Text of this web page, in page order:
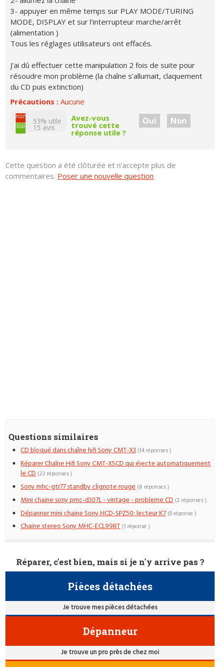
3- appuyer en même temps sur PLAY MODE/TURING
MODE, DISPLAY et sur l'interrupteur marche/arrêt
(alimentation )
Tous les réglages utilisateurs ont effacés.
J'ai dû effectuer cette manipulation 2 fois de suite pour
résoudre mon problème (la chaîne s'allumait, claquement
du CD puis extinction)
Précautions :Aucune
non
oui
53% utile
15 avis
Avez-vous
trouvé cette
réponse utile ?
Oui Non
Cette question a été clôturée et n'accepte plus de
commentaires. Poser une nouvelle question
Questions similaires
CD bloqué dans chaîne hifi Sony CMT-X3 (14 réponses )
Réparer Chaîne Hifi Sony CMT-X5CD qui éjecte automatiquement
le CD (23 réponses )
Sony mhc-gtr77 standby clignote rouge (8 réponses )
Mini chaine sony pmc-d307L - vintage - probleme CD (2 réponses )
Dépanner mini chaine Sony HCD-SPZ50: lecteur K7 (0 réponse )
Chaine stereo Sony MHC-ECL99BT (1 réponse )
Réparer, c'est bien, mais si je n'y arrive pas ?
Pièces détachées
Je trouve mes pièces détachées
Dépanneur
Je trouve un pro près de chez moi